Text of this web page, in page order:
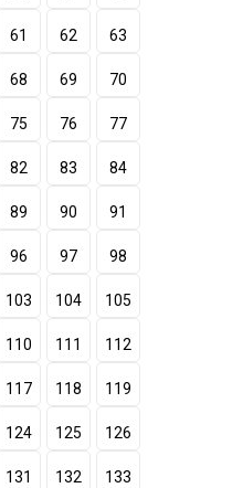
61 62 63
68 69 70
75 76 77
82 83 84
89 90 91
96 97 98
103 104 105
110 111 112
117 118 119
124 125 126
131 132 133